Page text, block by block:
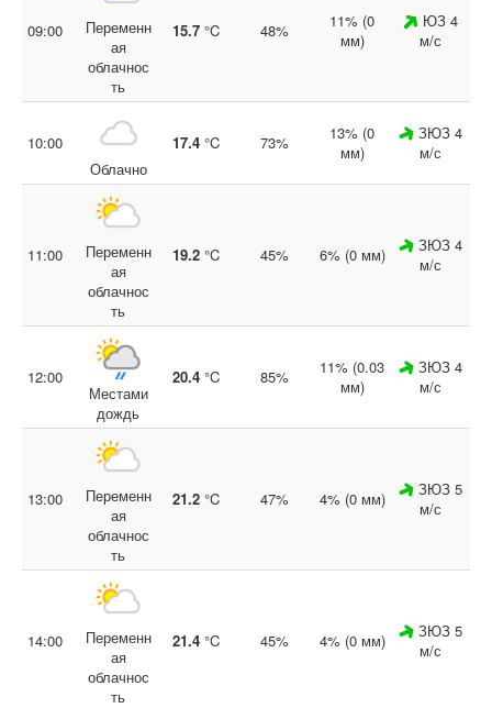
09:00
Переменн
ая
облачнос
ть
15.7 °C 48%
11% (0
мм)
ЮЗ 4
м/с
10:00
Облачно
17.4 °C 73%
13% (0
мм)
ЗЮЗ 4
м/с
11:00
Переменн
ая
облачнос
ть
19.2 °C 45% 6% (0 мм)
ЗЮЗ 4
м/с
12:00
Местами
дождь
20.4 °C 85%
11% (0.03
мм)
ЗЮЗ 4
м/с
13:00
Переменн
ая
облачнос
ть
21.2 °C 47% 4% (0 мм)
ЗЮЗ 5
м/с
14:00
Переменн
ая
облачнос
ть
21.4 °C 45% 4% (0 мм)
ЗЮЗ 5
м/с